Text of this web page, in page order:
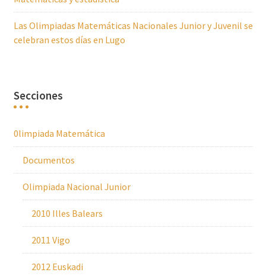
Las Olimpiadas Matemáticas Nacionales Junior y Juvenil se
celebran estos días en Lugo
Secciones
0limpiada Matemática
Documentos
Olimpiada Nacional Junior
2010 Illes Balears
2011 Vigo
2012 Euskadi